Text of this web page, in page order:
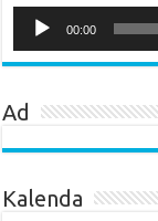
Player
00:00
Ad
Kalenda